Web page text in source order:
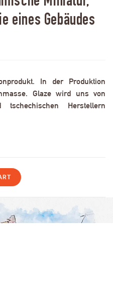
eines Gebäudes
In der Produktion
Glaze wird uns von
Herstellern